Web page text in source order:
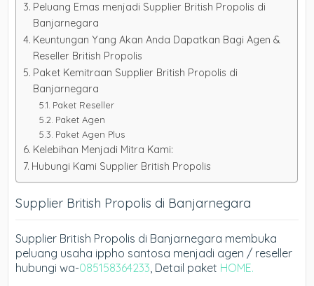
Peluang Emas menjadi Supplier British Propolis di
Banjarnegara
Keuntungan Yang Akan Anda Dapatkan Bagi Agen &
Reseller British Propolis
Paket Kemitraan Supplier British Propolis di
Banjarnegara
Paket Reseller
Paket Agen
Paket Agen Plus
Kelebihan Menjadi Mitra Kami:
Hubungi Kami Supplier British Propolis
Supplier British Propolis di Banjarnegara
Supplier British Propolis di Banjarnegara membuka
peluang usaha ippho santosa menjadi agen / reseller
hubungi wa-085158364233, Detail paket HOME.